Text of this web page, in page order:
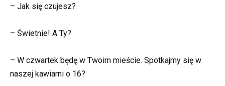
– Jak się czujesz?
– Świetnie! A Ty?
– W czwartek będę w Twoim mieście. Spotkajmy się w
naszej kawiarni o 16?